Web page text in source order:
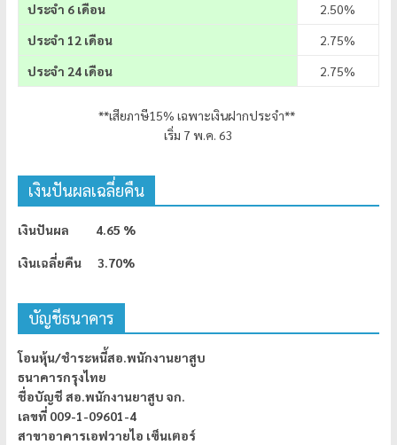
ประจำ 6 เดือน
2.50%
ประจำ 12 เดือน
2.75%
ประจำ 24 เดือน
2.75%
**เสียภาษี15% เฉพาะเงินฝากประจำ**
เริ่ม 7 พ.ค. 63
เงินปันผลเฉลี่ยคืน
เงินปันผล 4.65 %
เงินเฉลี่ยคืน 3.70%
บัญชีธนาคาร
โอนหุ้น/ชำระหนี้สอ.พนักงานยาสูบ
ธนาคารกรุงไทย
ชื่อบัญชี สอ.พนักงานยาสูบ จก.
เลขที่ 009-1-09601-4
สาขาอาคารเอฟวายไอ เซ็นเตอร์